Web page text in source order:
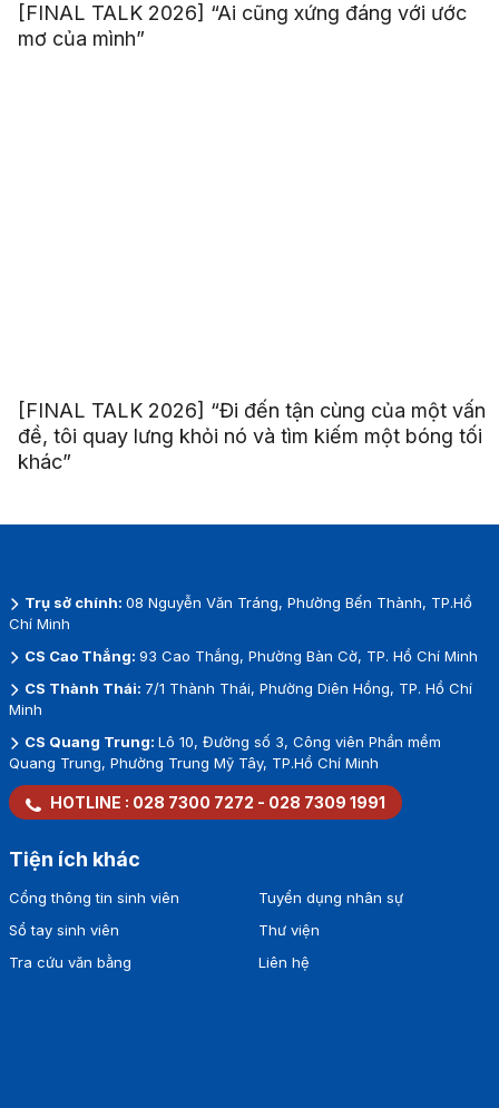
[FINAL TALK 2026] “Ai cũng xứng đáng với ước
mơ của mình”
[FINAL TALK 2026] “Đi đến tận cùng của một vấn
đề, tôi quay lưng khỏi nó và tìm kiếm một bóng tối
khác”
Trụ sở chính: 08 Nguyễn Văn Tráng, Phường Bến Thành, TP.Hồ
Chí Minh
CS Cao Thắng: 93 Cao Thắng, Phường Bàn Cờ, TP. Hồ Chí Minh
CS Thành Thái: 7/1 Thành Thái, Phường Diên Hồng, TP. Hồ Chí
Minh
CS Quang Trung: Lô 10, Đường số 3, Công viên Phần mềm
Quang Trung, Phường Trung Mỹ Tây, TP.Hồ Chí Minh
HOTLINE : 028 7300 7272 - 028 7309 1991
Tiện ích khác
Cổng thông tin sinh viên
Sổ tay sinh viên
Tra cứu văn bằng
Tuyển dụng nhân sự
Thư viện
Liên hệ